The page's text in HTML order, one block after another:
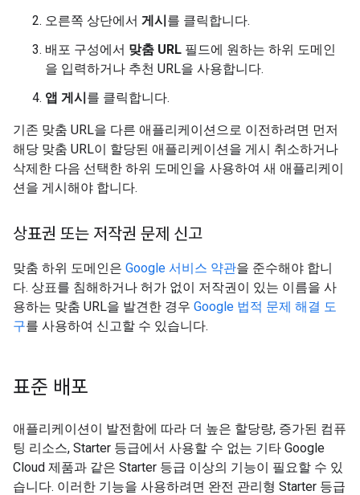
오른쪽 상단에서 게시를 클릭합니다.
배포 구성에서 맞춤 URL 필드에 원하는 하위 도메인
을 입력하거나 추천 URL을 사용합니다.
앱 게시를 클릭합니다.
기존 맞춤 URL을 다른 애플리케이션으로 이전하려면 먼저
해당 맞춤 URL이 할당된 애플리케이션을 게시 취소하거나
삭제한 다음 선택한 하위 도메인을 사용하여 새 애플리케이
션을 게시해야 합니다.
상표권 또는 저작권 문제 신고
맞춤 하위 도메인은 Google 서비스 약관을 준수해야 합니
다. 상표를 침해하거나 허가 없이 저작권이 있는 이름을 사
용하는 맞춤 URL을 발견한 경우 Google 법적 문제 해결 도
구를 사용하여 신고할 수 있습니다.
표준 배포
애플리케이션이 발전함에 따라 더 높은 할당량, 증가된 컴퓨
팅 리소스, Starter 등급에서 사용할 수 없는 기타 Google
Cloud 제품과 같은 Starter 등급 이상의 기능이 필요할 수 있
습니다. 이러한 기능을 사용하려면 완전 관리형 Starter 등급